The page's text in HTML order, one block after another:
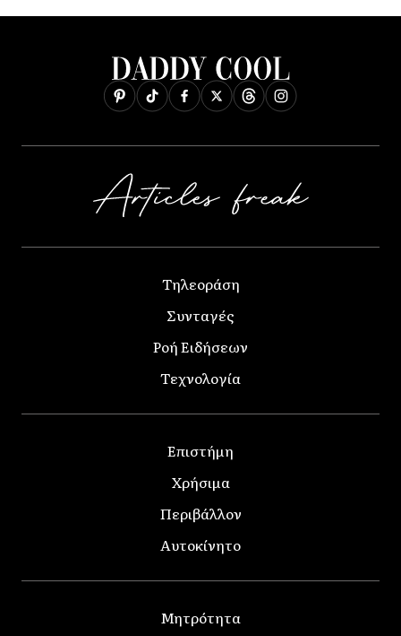
Τηλεοράση
Συνταγές
Ροή Ειδήσεων
Τεχνολογία
Επιστήμη
Χρήσιμα
Περιβάλλον
Αυτοκίνητο
Μητρότητα